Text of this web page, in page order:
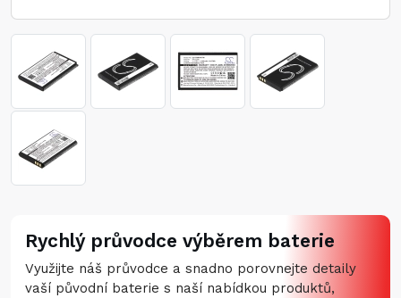
Rychlý průvodce výběrem baterie
Využijte náš průvodce a snadno porovnejte detaily
vaší původní baterie s naší nabídkou produktů,